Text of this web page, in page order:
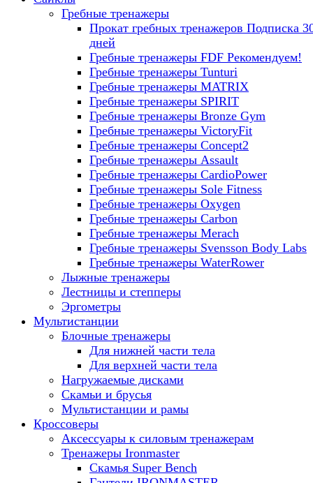
Гребные тренажеры
Прокат гребных тренажеров Подписка
дней
Гребные тренажеры FDF Рекомендуем!
Гребные тренажеры Tunturi
Гребные тренажеры MATRIX
Гребные тренажеры SPIRIT
Гребные тренажеры Bronze Gym
Гребные тренажеры VictoryFit
Гребные тренажеры Concept2
Гребные тренажеры Assault
Гребные тренажеры CardioPower
Гребные тренажеры Sole Fitness
Гребные тренажеры Oxygen
Гребные тренажеры Carbon
Гребные тренажеры Merach
Гребные тренажеры Svensson Body Labs
Гребные тренажеры WaterRower
Лыжные тренажеры
Лестницы и степперы
Эргометры
Мультистанции
Блочные тренажеры
Для нижней части тела
Для верхней части тела
Нагружаемые дисками
Скамьи и брусья
Мультистанции и рамы
Кроссоверы
Аксессуары к силовым тренажерам
Тренажеры Ironmaster
Скамья Super Bench